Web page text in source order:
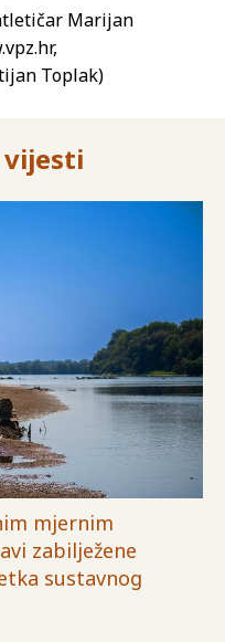
Marijan
Toplak)
mjernim
zabilježene
sustavnog